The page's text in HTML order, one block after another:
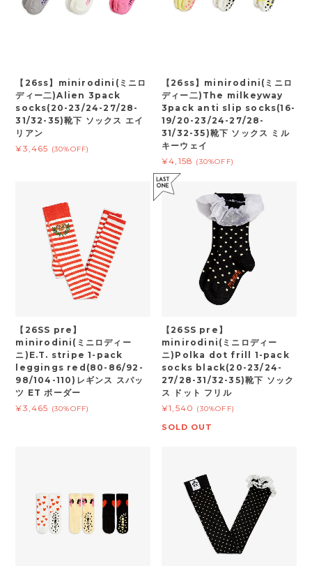
【26ss】minirodini(ミニロ
ディー二)Alien 3pack
socks(20-23/24-27/28-
31/32-35)靴下 ソックス エイ
リアン
¥3,465 (30%OFF)
【26ss】minirodini(ミニロ
ディー二)The milkeyway
3pack anti slip socks(16-
19/20-23/24-27/28-
31/32-35)靴下 ソックス ミル
キーウェイ
¥4,158 (30%OFF)
【26SS pre】
minirodini(ミニロディー
ニ)E.T. stripe 1-pack
leggings red(80-86/92-
98/104-110)レギンス スパッ
ツ ET ボーダー
¥3,465 (30%OFF)
【26SS pre】
minirodini(ミニロディー
ニ)Polka dot frill 1-pack
socks black(20-23/24-
27/28-31/32-35)靴下 ソック
ス ドット フリル
¥1,540 (30%OFF)
SOLD OUT